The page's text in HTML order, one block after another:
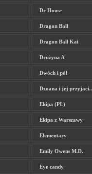
Dr House
Dragon Ball
Dragon Ball Kai
Drużyna A
Dwóch i pół
Dzoana i jej przyjaci..
Ekipa (PL)
Ekipa z Warszawy
Elementary
Emily Owens M.D.
Eye candy